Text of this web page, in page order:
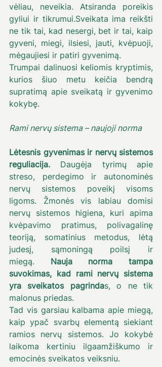
vėliau, neveikia. Atsiranda poreikis
gyliui ir tikrumui.Sveikata ima reikšti
ne tik tai, kad nesergi, bet ir tai, kaip
gyveni, miegi, ilsiesi, jauti, kvėpuoji,
mėgaujiesi ir patiri gyvenimą.
Trumpai dalinuosi keliomis kryptimis,
kurios šiuo metu keičia bendrą
supratimą apie sveikatą ir gyvenimo
kokybę.
Rami nervų sistema – naujoji norma
Lėtesnis gyvenimas ir nervų sistemos
reguliacija. Daugėja tyrimų apie
streso, perdegimo ir autonominės
nervų sistemos poveikį visoms
ligoms. Žmonės vis labiau domisi
nervų sistemos higiena, kuri apima
kvėpavimo pratimus, polivagalinę
teoriją, somatinius metodus, lėtą
judesį, sąmoningą poilsį ir
miegą. Nauja norma tampa
suvokimas, kad rami nervų sistema
yra sveikatos pagrindas, o ne tik
malonus priedas.
Tad vis garsiau kalbama apie miegą,
kaip ypač svarbų elementą siekiant
ramios nervų sistemos. Jo kokybė
laikoma kertiniu ilgaamžiškumo ir
emocinės sveikatos veiksniu.